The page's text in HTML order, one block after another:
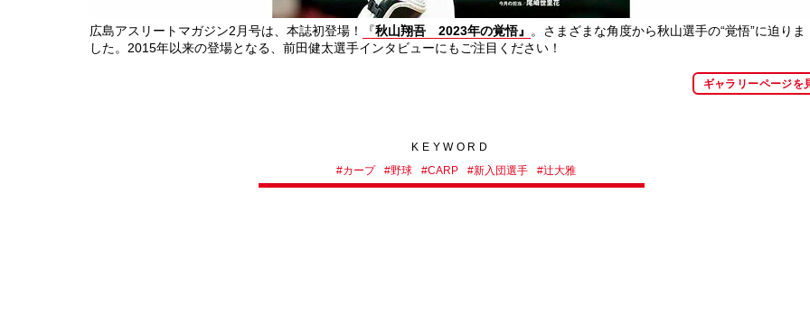
広島アスリートマガジン2月号は、本誌初登場！ 『秋山翔吾 2023年の覚悟』 。さまざまな角度から秋山選手の“覚悟”に迫りま
した。2015年以来の登場となる、前田健太選手インタビューにもご注目ください！
ギャラリーページを
KEYWORD
#カープ #野球 #CARP #新入団選手 #辻大雅